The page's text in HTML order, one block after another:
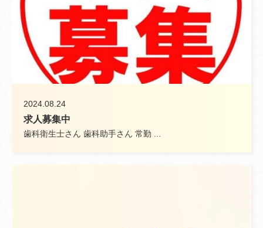
2024.08.24
求人募集中
歯科衛生士さん 歯科助手さん 常勤 ...